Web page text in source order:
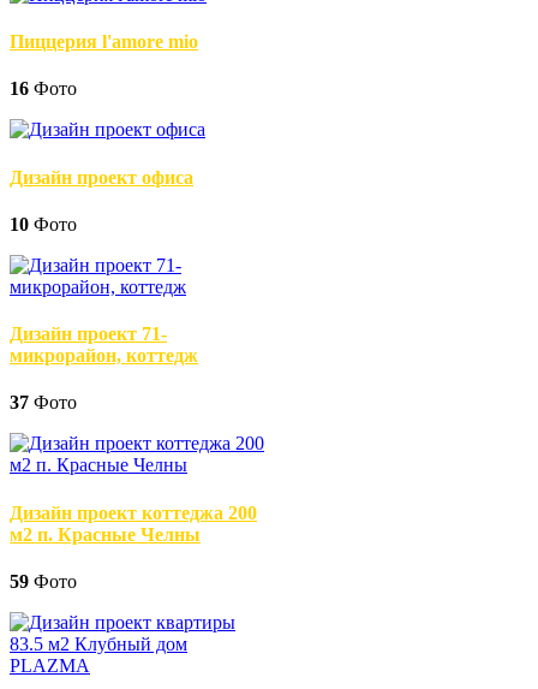
Пиццерия l'amore mio
16 Фото
Дизайн проект офиса
10 Фото
Дизайн проект 71-
микрорайон, коттедж
37 Фото
Дизайн проект коттеджа 200
м2 п. Красные Челны
59 Фото